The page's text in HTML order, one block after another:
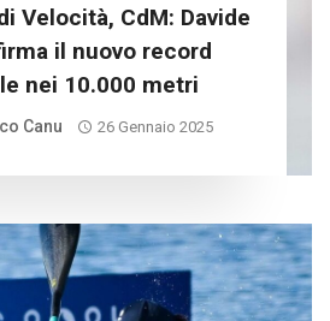
Velocità, CdM: Davide
il nuovo record
nei 10.000 metri
Canu 26 Gennaio 2025